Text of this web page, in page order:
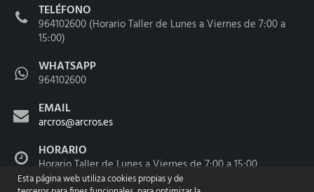
TELÉFONO
964102600 (Horario Taller de Lunes a Viernes de 7:00 a
15:00)
WHATSAPP
964102600
EMAIL
arcros@arcros.es
HORARIO
Horario Taller de Lunes a Viernes de 7:00 a 15:00
Esta página web utiliza cookies propias y de